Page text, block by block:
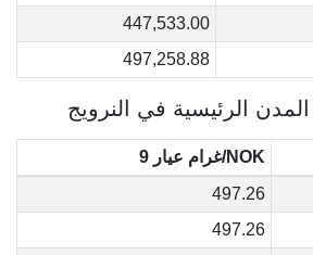
447,533.00
497,258.88
الرئيسية في النرويج
NOK/غرام عيار 9
497.26
497.26